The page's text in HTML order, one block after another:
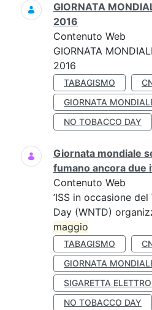
GIORNATA
2016
Contenuto Web
GIORNATA
2016
TABAGISMO
GIORNATA
NO TOBACCO DAY
Giornata mondiale
fumano ancora due
Contenuto Web
’ISS in occasione
Day (WNTD)
maggio
TABAGISMO
GIORNATA
SIGARETTA
NO TOBACCO DAY